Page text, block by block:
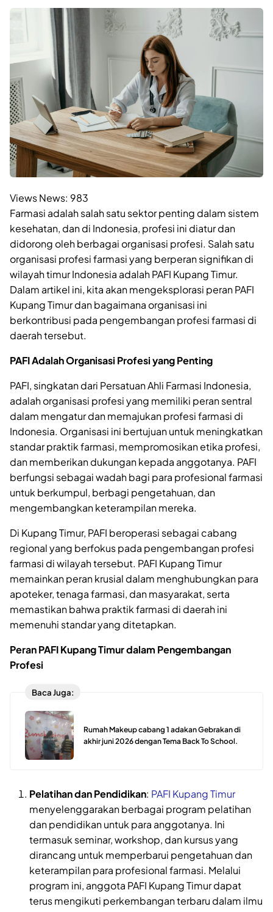
Views News: 983
Farmasi adalah salah satu sektor penting dalam sistem
kesehatan, dan di Indonesia, profesi ini diatur dan
didorong oleh berbagai organisasi profesi. Salah satu
organisasi profesi farmasi yang berperan signifikan di
wilayah timur Indonesia adalah PAFI Kupang Timur.
Dalam artikel ini, kita akan mengeksplorasi peran PAFI
Kupang Timur dan bagaimana organisasi ini
berkontribusi pada pengembangan profesi farmasi di
daerah tersebut.
PAFI Adalah Organisasi Profesi yang Penting
PAFI, singkatan dari Persatuan Ahli Farmasi Indonesia,
adalah organisasi profesi yang memiliki peran sentral
dalam mengatur dan memajukan profesi farmasi di
Indonesia. Organisasi ini bertujuan untuk meningkatkan
standar praktik farmasi, mempromosikan etika profesi,
dan memberikan dukungan kepada anggotanya. PAFI
berfungsi sebagai wadah bagi para profesional farmasi
untuk berkumpul, berbagi pengetahuan, dan
mengembangkan keterampilan mereka.
Di Kupang Timur, PAFI beroperasi sebagai cabang
regional yang berfokus pada pengembangan profesi
farmasi di wilayah tersebut. PAFI Kupang Timur
memainkan peran krusial dalam menghubungkan para
apoteker, tenaga farmasi, dan masyarakat, serta
memastikan bahwa praktik farmasi di daerah ini
memenuhi standar yang ditetapkan.
Peran PAFI Kupang Timur dalam Pengembangan
Profesi
Baca Juga:
Rumah Makeup cabang 1 adakan Gebrakan di
akhir juni 2026 dengan Tema Back To School.
Pelatihan dan Pendidikan: PAFI Kupang Timur
menyelenggarakan berbagai program pelatihan
dan pendidikan untuk para anggotanya. Ini
termasuk seminar, workshop, dan kursus yang
dirancang untuk memperbarui pengetahuan dan
keterampilan para profesional farmasi. Melalui
program ini, anggota PAFI Kupang Timur dapat
terus mengikuti perkembangan terbaru dalam ilmu